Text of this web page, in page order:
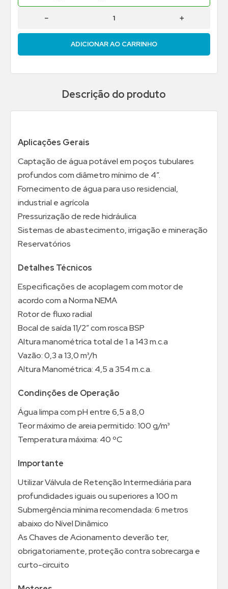
＋
－
ADICIONAR AO CARRINHO
Descrição do produto
Aplicações Gerais
Captação de água potável em poços tubulares
profundos com diâmetro mínimo de 4”.
Fornecimento de água para uso residencial,
industrial e agrícola
Pressurização de rede hidráulica
Sistemas de abastecimento, irrigação e mineração
Reservatórios
Detalhes Técnicos
Especificações de acoplagem com motor de
acordo com a Norma NEMA
Rotor de fluxo radial
Bocal de saída 11/2” com rosca BSP
Altura manométrica total de 1 a 143 m.c.a
Vazão: 0,3 a 13,0 m³/h
Altura Manométrica: 4,5 a 354 m.c.a.
Condinções de Operação
Água limpa com pH entre 6,5 a 8,0
Teor máximo de areia permitido: 100 g/m³
Temperatura máxima: 40 ºC
Importante
Utilizar Válvula de Retenção Intermediária para
profundidades iguais ou superiores a 100 m
Submergência mínima recomendada: 6 metros
abaixo do Nível Dinâmico
As Chaves de Acionamento deverão ter,
obrigatoriamente, proteção contra sobrecarga e
curto-circuito